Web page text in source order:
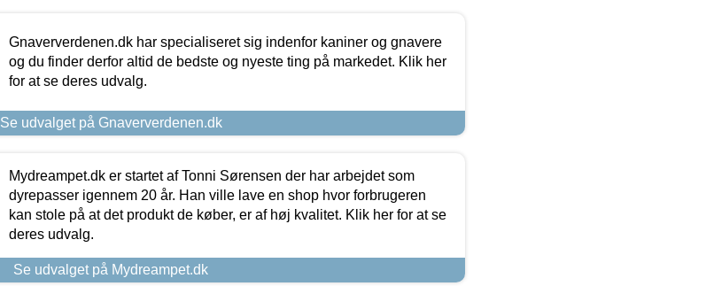
Gnaververdenen.dk har specialiseret sig indenfor kaniner og gnavere
og du finder derfor altid de bedste og nyeste ting på markedet. Klik her
for at se deres udvalg.
Se udvalget på Gnaververdenen.dk
Mydreampet.dk er startet af Tonni Sørensen der har arbejdet som
dyrepasser igennem 20 år. Han ville lave en shop hvor forbrugeren
kan stole på at det produkt de køber, er af høj kvalitet. Klik her for at se
deres udvalg.
Se udvalget på Mydreampet.dk